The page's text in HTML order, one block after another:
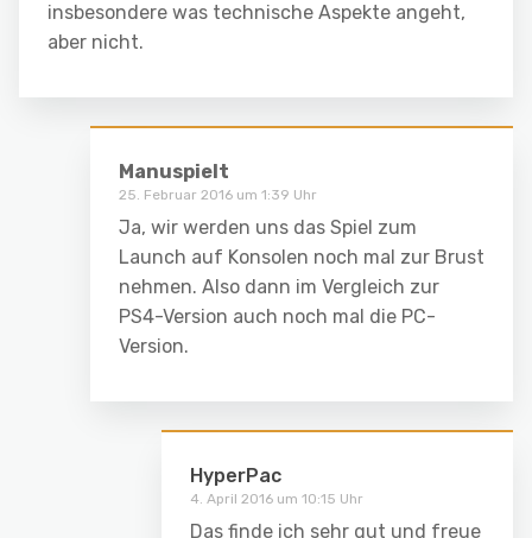
insbesondere was technische Aspekte angeht,
aber nicht.
Manuspielt
25. Februar 2016 um 1:39 Uhr
Ja, wir werden uns das Spiel zum
Launch auf Konsolen noch mal zur Brust
nehmen. Also dann im Vergleich zur
PS4-Version auch noch mal die PC-
Version.
HyperPac
4. April 2016 um 10:15 Uhr
Das finde ich sehr gut und freue